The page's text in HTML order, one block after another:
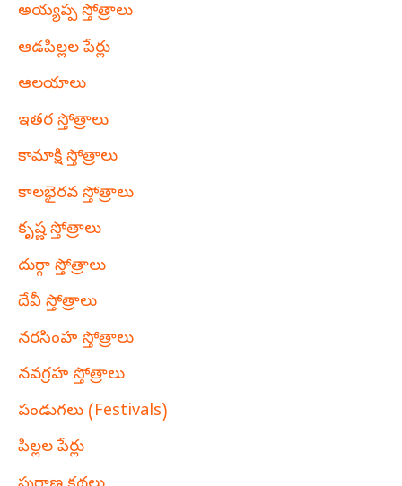
అయ్యప్ప స్తోత్రాలు
ఆడపిల్లల పేర్లు
ఆలయాలు
ఇతర స్తోత్రాలు
కామాక్షి స్తోత్రాలు
కాలభైరవ స్తోత్రాలు
కృష్ణ స్తోత్రాలు
దుర్గా స్తోత్రాలు
దేవీ స్తోత్రాలు
నరసింహ స్తోత్రాలు
నవగ్రహ స్తోత్రాలు
పండుగలు (Festivals)
పిల్లల పేర్లు